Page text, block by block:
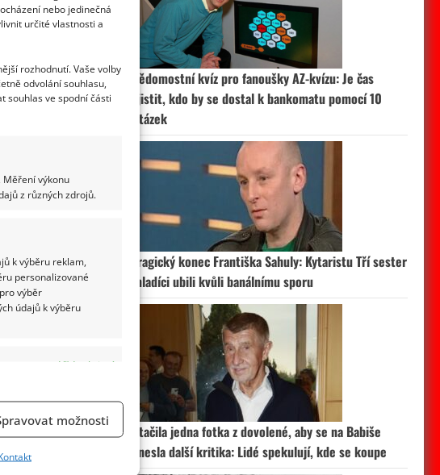
nebo jedinečná
určité vlastnosti a
rozhodnutí. Vaše volby
odvolání souhlasu,
souhlas ve spodní části
výkonu
z různých zdrojů.
k výběru reklam,
personalizované
výběr
údajů k výběru
Vždy aktivní
možnosti
Vědomostní kvíz pro fanoušky AZ-kvízu: Je čas
zjistit, kdo by se dostal k bankomatu pomocí 10
otázek
Tragický konec Františka Sahuly: Kytaristu Tří sester
mladíci ubili kvůli banálnímu sporu
Stačila jedna fotka z dovolené, aby se na Babiše
snesla další kritika: Lidé spekulují, kde se koupe